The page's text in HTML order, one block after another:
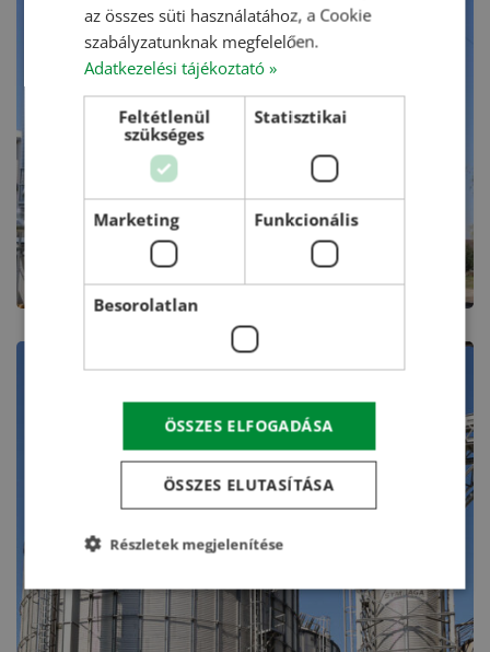
CROATIAN
az összes süti használatához, a Cookie
szabályzatunknak megfelelően.
Adatkezelési tájékoztató »
Feltétlenül
szükséges
Statisztikai
Marketing Funkcionális
Besorolatlan
ÖSSZES ELFOGADÁSA
ÖSSZES ELUTASÍTÁSA
Részletek megjelenítése